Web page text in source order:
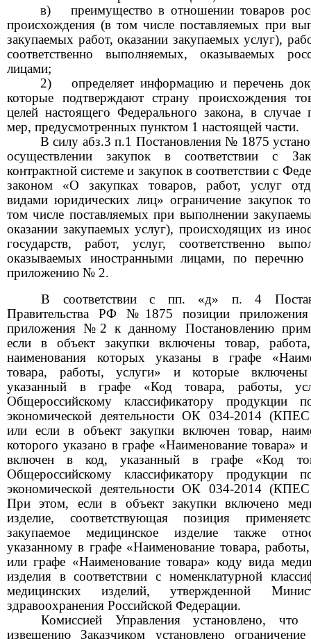
в)
преимущество в отношении товаров
происхождения (в том числе поставляемых при
закупаемых работ, оказании закупаемых услуг),
соответственно выполняемых, оказываемых
лицами;
2)
определяет информацию и перечень
которые подтверждают страну происхождения
целей настоящего Федерального закона, в случае
мер, предусмотренных пунктом 1 настоящей части.
В силу абз.3 п.1 Постановления№ 1875
осуществлении закупок в соответствии с
контрактной системе и закупок в соответствии с
законом «О закупках товаров, работ, услуг
видами юридических лиц» ограничение закупок
том числе поставляемых при выполнении
оказании закупаемых услуг), происходящих из
государств, работ, услуг, соответственно
оказываемых иностранными лицами, по перечню
приложению № 2.
В соответствии с пп. «д» п.4
Правительства РФ №1875 позиции
приложения№2к данному Постановлению
если в объект закупки включены товар,
наименования которых указаны в графе
товара, работы, услуги» и которые
указанный в графе «Код товара, работы,
Общероссийскому классификатору продукции
экономической деятельности ОК 034-2014
или если в объект закупки включен товар,
которого указано в графе «Наименование товара»
включен в код, указанный в графе «Код
Общероссийскому классификатору продукции
экономической деятельности ОК 034-2014
При этом, если в объект закупки включено
изделие, соответствующая позиция
закупаемое медицинское изделие также
указанному в графе «Наименование товара,
или графе «Наименование товара» коду вида
изделия в соответствии с номенклатурной
медицинских изделий, утвержденной
здравоохранения Российской Федерации.
Комиссией Управления установлено, что
извещению Заказчиком установлено ограничение